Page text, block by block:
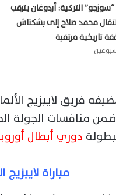
التركية: أردوغان يترقب
محمد صلاح إلى بشكتاش
تاريخية مرتقبة
منافسات الجولة
دوري أبطال
مباراة